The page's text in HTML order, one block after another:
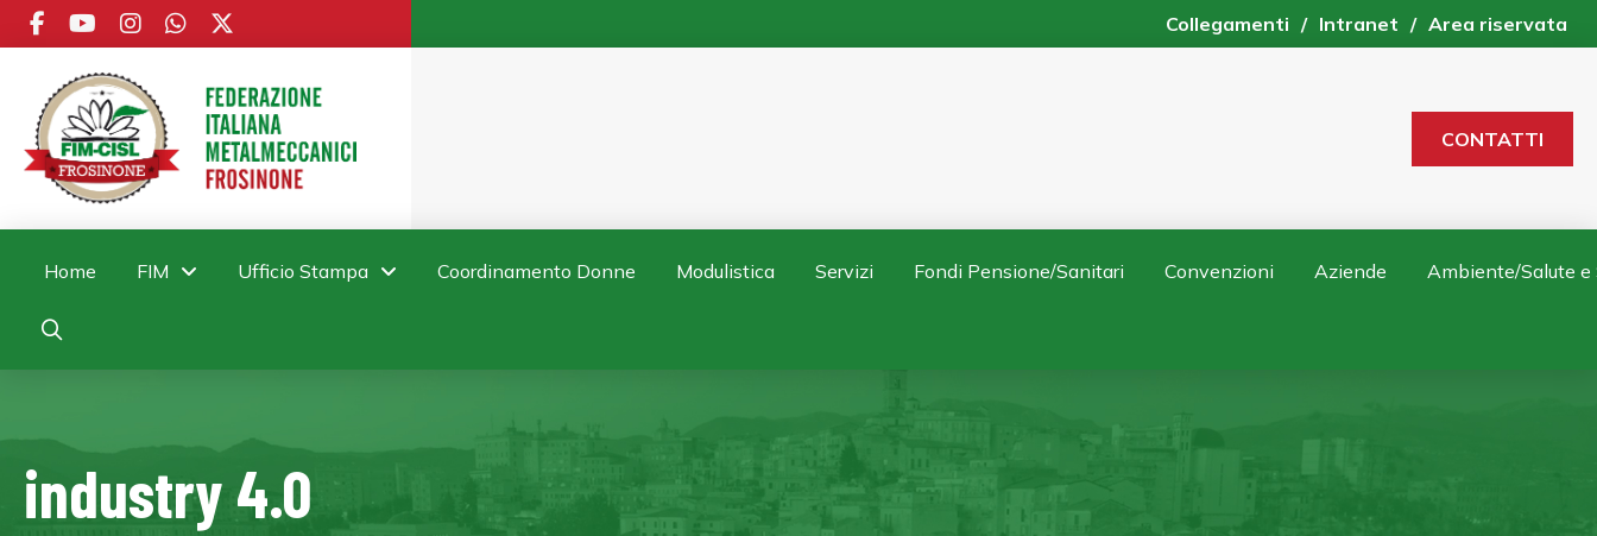
Collegamenti / Intranet / Area riservata
CONTATTI
Home FIM Ufficio Stampa Coordinamento Donne Modulistica Servizi Fondi Pensione/Sanitari Convenzioni Aziende Ambiente/Salute e
industry 4.0